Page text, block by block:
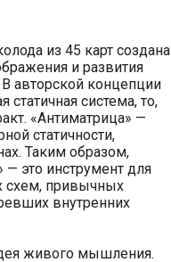
из 45 карт создана
и развития
авторской концепции
система, то,
«Антиматрица» —
статичности,
Таким образом,
это инструмент для
схем, привычных
внутренних
живого мышления.